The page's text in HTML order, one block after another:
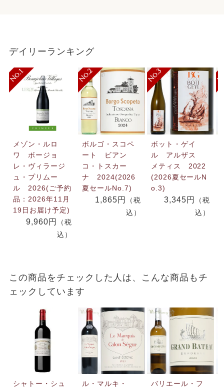
デイリーランキング
メゾン・ルロ
ワ ボージョ
レ・ヴィラージ
ュ・プリムー
ル 2026(ご予約
品：2026年11月
19日お届け予定)
9,960円
（税
込）
ボルゴ・スコペ
ート ビアン
コ・トスカー
ナ 2024(2026
夏セールNo.7)
1,865円
（税
込）
ボット・ゲイ
ル アルザス
メティス 2022
(2026夏セールN
o.3)
3,345円
（税
込）
この商品をチェックした人は、こんな商品もチ
ェックしています
シャトー・シュ
ル・マルキ・
バリエール・フ